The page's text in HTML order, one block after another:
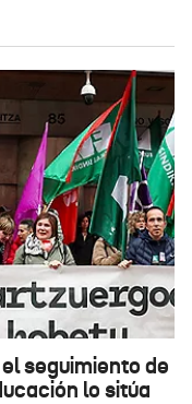
seguimiento de
lo sitúa